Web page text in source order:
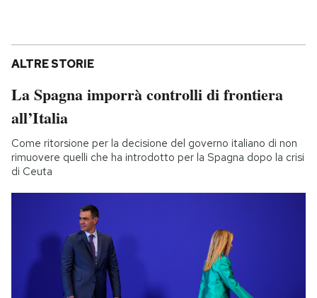
ALTRE STORIE
La Spagna imporrà controlli di frontiera
all’Italia
Come ritorsione per la decisione del governo italiano di non
rimuovere quelli che ha introdotto per la Spagna dopo la crisi
di Ceuta